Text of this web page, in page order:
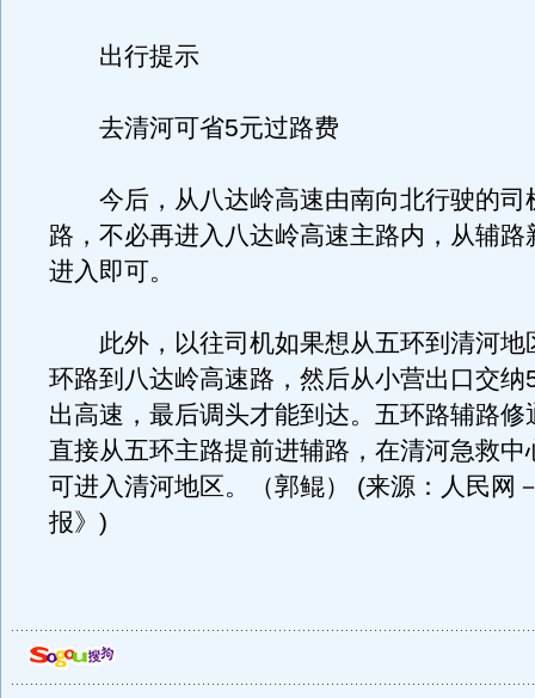
出行提示
去清河可省5元过路费
今后，从八达岭高速由南向北行驶的司
路，不必再进入八达岭高速主路内，从辅路
进入即可。
此外，以往司机如果想从五环到清河地
环路到八达岭高速路，然后从小营出口交纳
出高速，最后调头才能到达。五环路辅路修
直接从五环主路提前进辅路，在清河急救中
可进入清河地区。（郭鲲） (来源：人民网
报》)